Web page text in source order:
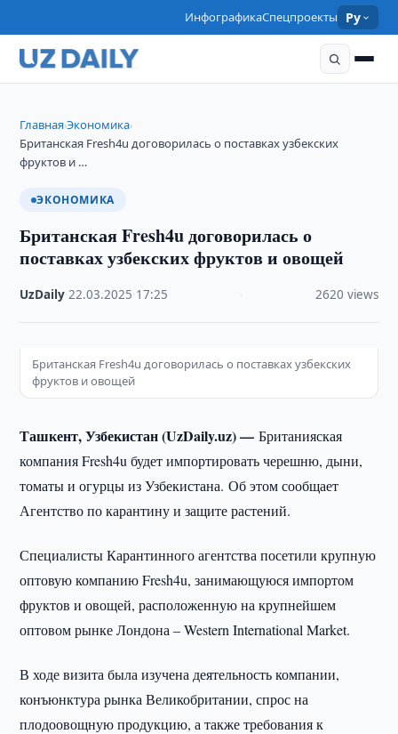
ИнфографикаСпецпроекты Ру
Главная›Экономика›
Британская Fresh4u договорилась о поставках узбекских
фруктов и …
ЭКОНОМИКА
Британская Fresh4u договорилась о
поставках узбекских фруктов и овощей
UzDaily ·22.03.2025 17:25 2620 views
Британская Fresh4u договорилась о поставках узбекских
фруктов и овощей
Ташкент, Узбекистан (UzDaily.uz) —Британияская
компания Fresh4u будет импортировать черешню, дыни,
томаты и огурцы из Узбекистана. Об этом сообщает
Агентство по карантину и защите растений.
Специалисты Карантинного агентства посетили крупную
оптовую компанию Fresh4u, занимающуюся импортом
фруктов и овощей, расположенную на крупнейшем
оптовом рынке Лондона – Western International Market.
В ходе визита была изучена деятельность компании,
конъюнктура рынка Великобритании, спрос на
плодоовощную продукцию, а также требования к